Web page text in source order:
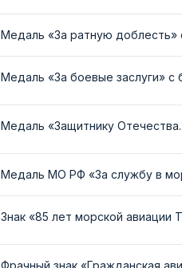
Медаль «За ратную доблесть»
Медаль «За боевые заслуги» с
Медаль «Защитнику
Медаль МО РФ «За службу в
Знак «85 лет морской
Фрачный знак «Гражданская